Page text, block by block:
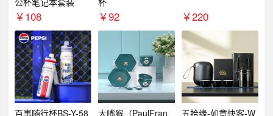
￥108 ￥92 ￥220
百事随行杯BS-Y-58 大嘴猴（PaulFran 五拾缘-如意快客-W